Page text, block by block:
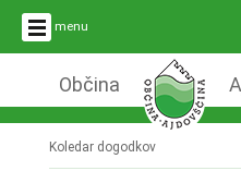
menu
Občina
Koledar dogodkov